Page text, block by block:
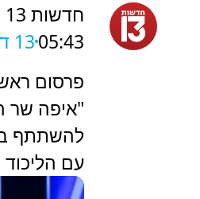
חדשות 13
05:4313 דקות
פרסום
"איפה שר
להשתתף
עם